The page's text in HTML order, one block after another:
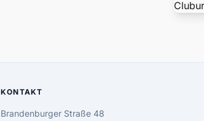
KONTAKT
Brandenburger Straße 48